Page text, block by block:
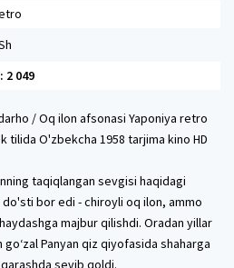
2 049
/ Oq ilon afsonasi Yaponiya retro
tilida O'zbekcha 1958 tarjima kino HD
taqiqlangan sevgisi haqidagi
bor edi - chiroyli oq ilon, ammo
majbur qilishdi. Oradan yillar
go‘zal Panyan qiz qiyofasida shaharga
sevib qoldi.